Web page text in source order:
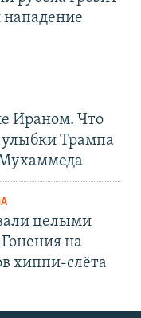
Ираном. Что
Трампа
целыми
на
хиппи-слёта